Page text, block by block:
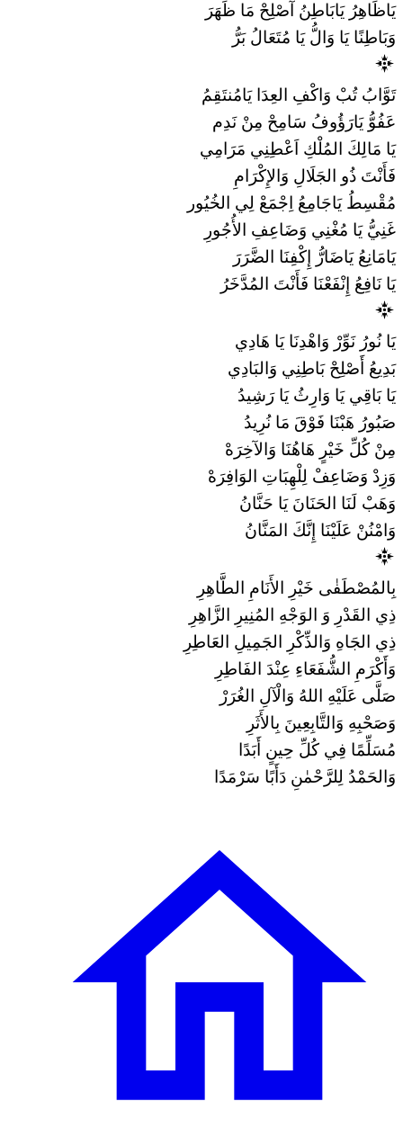
يَاظَاهِرُ يَابَاطِنُ آصْلِحْ مَا ظَهَرَ
وَبَاطِنًا يَا وَالُّ يَا مُتَعَالُ بَرُّ
تَوَّابُ تُبْ وَاكْفِ العِدَا يَامُنتَقِمُ
عَفُوُّ يَارَؤُوفُ سَامِحْ مِنْ نَدِم
يَا مَالِكَ المُلْكِ اَعْطِنِي مَرَامِي
فَأَنْتَ ذُو الجَلَالِ وَالإِكْرَامِ
مُقْسِطُ يَاجَامِعُ اِجْمَعْ لِي الخُيُور
غَنِيُّ يَا مُغْنِي وَضَاعِفِ الأُجُورِ
يَامَانِعُ يَاضَارُّ إِكْفِنَا الضَّرَرَ
يَا نَافِعُ إِنْفَعْنَا فَأَنْتَ المُدَّخَرُ
يَا نُورُ نَوِّرْ وَاهْدِنَا يَا هَادِي
بَدِيعُ أَصْلِحْ بَاطِنِي وَالبَادِي
يَا بَاقِي يَا وَارِثُ يَا رَشِيدُ
صَبُورُ هَبْنَا فَوْقَ مَا نُرِيدُ
مِنْ كُلِّ خَيْرٍ هَاهُنَا وَالآخِرَهْ
وَزِدْ وَضَاعِفْ لِلْهِبَاتِ الوَافِرَهْ
وَهَبْ لَنَا الحَنَانَ يَا حَنَّانُ
وَامْنُنْ عَلَيْنَا إِنَّكَ المَنَّانُ
بِالمُصْطَفٰى خَيْرِ الأَنَامِ الطَّاهِرِ
ذِي القَدْرِ وَ الوَجْهِ المُنِيرِ الزَّاهِرِ
ذِي الجَاهِ وَالذِّكْرِ الجَمِيلِ العَاطِرِ
وَأَكْرَمِ الشُّفَعَاءِ عِنْدَ الفَاطِرِ
صَلَّى عَلَيْهِ اللهُ وَالْآلِ الغُرَرْ
وَصَحْبِهِ وَالتَّابِعِينَ بِالأَثَرِ
مُسَلِّمًا فِي كُلِّ حِينٍ أَبَدًا
وَالحَمْدُ لِلرَّحْمٰنِ دَأَبًا سَرْمَدًا